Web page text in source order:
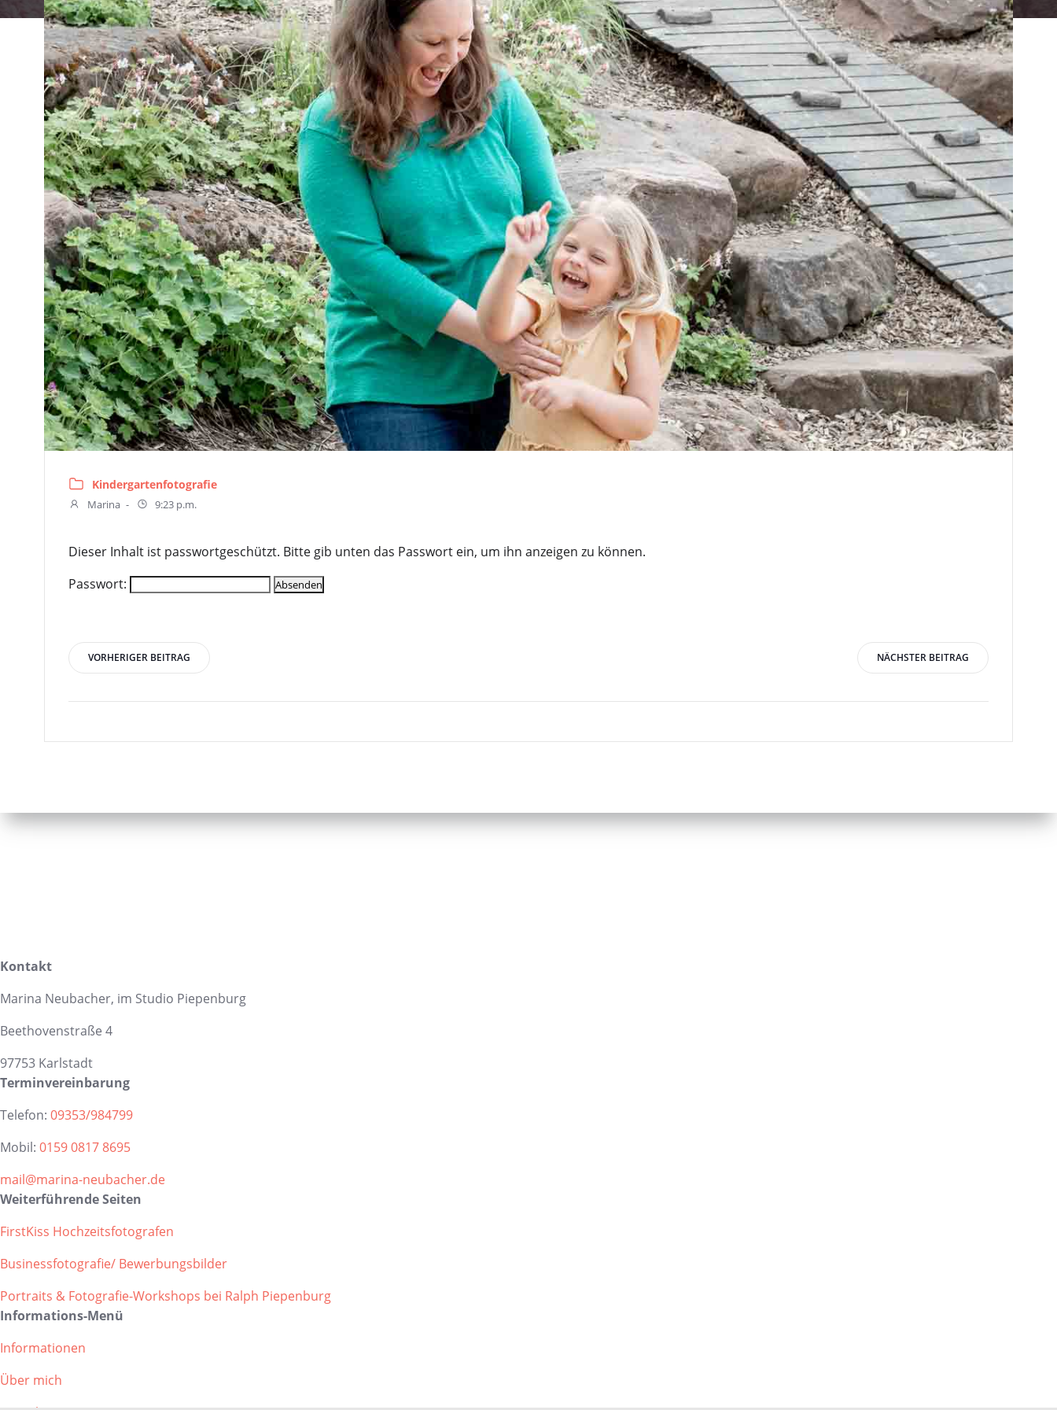
Kindergartenfotografie
Marina - 9:23 p.m.
Dieser Inhalt ist passwortgeschützt. Bitte gib unten das Passwort ein, um ihn anzeigen zu können.
Passwort:
Beitragsnavigation
VORHERIGER BEITRAG NÄCHSTER BEITRAG
Kontakt
Marina Neubacher, im Studio Piepenburg
Beethovenstraße 4
97753 Karlstadt
Terminvereinbarung
Telefon: 09353/984799
Mobil: 0159 0817 8695
mail@marina-neubacher.de
Weiterführende Seiten
FirstKiss Hochzeitsfotografen
Businessfotografie/ Bewerbungsbilder
Portraits & Fotografie-Workshops bei Ralph Piepenburg
Informations-Menü
Informationen
Über mich